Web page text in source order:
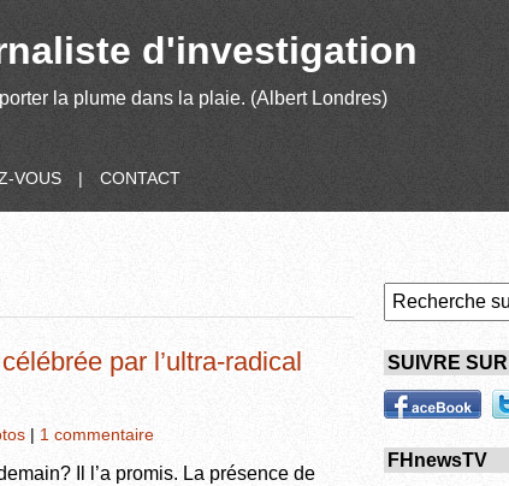
d'investigation
la plume dans la plaie. (Albert Londres)
VOUS | CONTACT
par l’ultra-radical
| 1 commentaire
Il l’a promis. La présence de
SUIVRE
FHnewsTV